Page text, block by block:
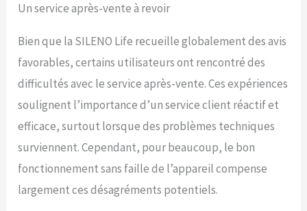
Un service après-vente à revoir
Bien que la SILENO Life recueille globalement des avis
favorables, certains utilisateurs ont rencontré des
difficultés avec le service après-vente. Ces expériences
soulignent l’importance d’un service client réactif et
efficace, surtout lorsque des problèmes techniques
surviennent. Cependant, pour beaucoup, le bon
fonctionnement sans faille de l’appareil compense
largement ces désagréments potentiels.